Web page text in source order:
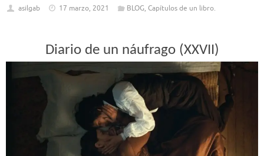
asilgab 17 marzo, 2021 BLOG, Capítulos de un libro.
Diario de un náufrago (XXVII)